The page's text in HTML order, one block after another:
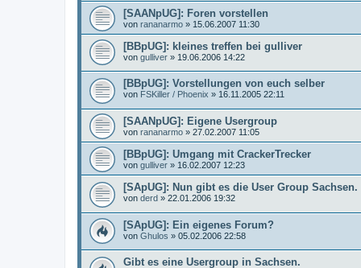
[SAANpUG]: Foren vorstellen
von rananarmo » 15.06.2007 11:30
[BBpUG]: kleines treffen bei gulliver
von gulliver » 19.06.2006 14:22
[BBpUG]: Vorstellungen von euch selber
von FSKiller / Phoenix » 16.11.2005 22:11
[SAANpUG]: Eigene Usergroup
von rananarmo » 27.02.2007 11:05
[BBpUG]: Umgang mit CrackerTrecker
von gulliver » 16.02.2007 12:23
[SApUG]: Nun gibt es die User Group Sachsen.
von derd » 22.01.2006 19:32
[SApUG]: Ein eigenes Forum?
von Ghulos » 05.02.2006 22:58
Gibt es eine Usergroup in Sachsen.